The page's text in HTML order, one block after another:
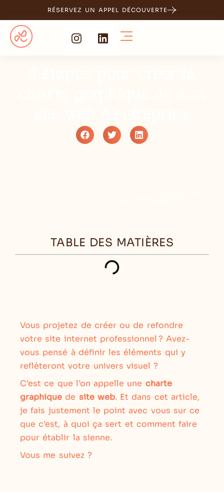
RÉSERVEZ UN APPEL DÉCOUVERTE
TABLE DES MATIÈRES
Vous projetez de créer ou de refondre
votre site internet professionnel ? Avez-
vous pensé à définir les éléments qui y
reflèteront votre univers visuel ?
C’est ce que l’on appelle une charte
graphique de site web. Et dans cet article,
je fais justement le point avec vous sur ce
que c’est, à quoi ça sert et comment faire
pour établir la sienne.
Vous me suivez ?